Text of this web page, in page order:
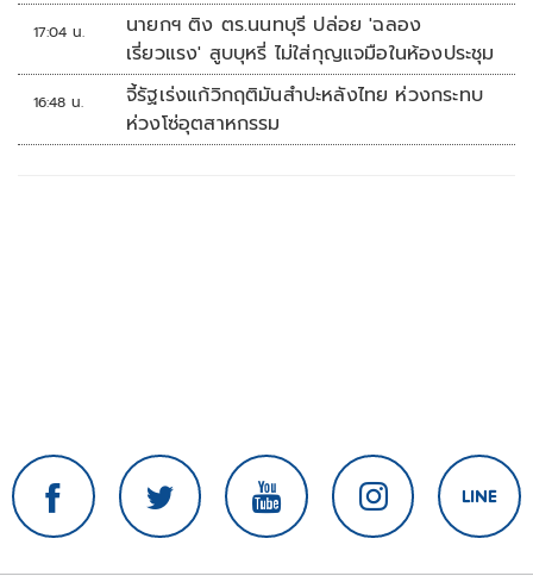
17:04 น.
นายกฯ ติง ตร.นนทบุรี ปล่อย 'ฉลอง
เรี่ยวแรง' สูบบุหรี่ ไม่ใส่กุญแจมือในห้องประชุม
16:48 น.
จี้รัฐเร่งแก้วิกฤติมันสำปะหลังไทย ห่วงกระทบ
ห่วงโซ่อุตสาหกรรม